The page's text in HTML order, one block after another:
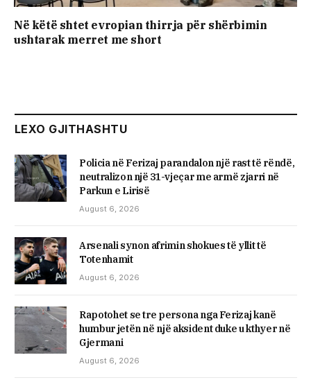
Në këtë shtet evropian thirrja për shërbimin
ushtarak merret me short
LEXO GJITHASHTU
Policia në Ferizaj parandalon një rast të rëndë,
neutralizon një 31-vjeçar me armë zjarri në
Parkun e Lirisë
August 6, 2026
Arsenali synon afrimin shokues të yllit të
Totenhamit
August 6, 2026
Rapotohet se tre persona nga Ferizaj kanë
humbur jetën në një aksident duke u kthyer në
Gjermani
August 6, 2026